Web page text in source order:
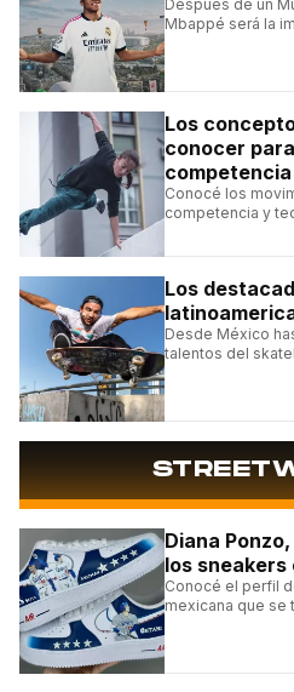
Después de un
Mbappé será la
Los
conocer
Conocé los
competencia y
Los
Desde México
talentos del
Diana
los sneakers
Conocé el perfil
mexicana que se